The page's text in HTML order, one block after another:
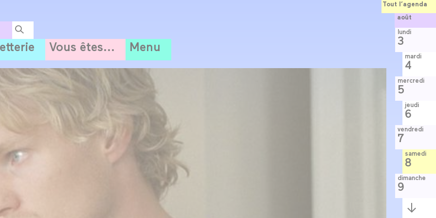
Vous êtes... Menu
Tout l’agenda
août
lundi
3
mardi
4
mercredi
5
jeudi
6
vendredi
7
samedi
8
dimanche
9
Semaine
suivante